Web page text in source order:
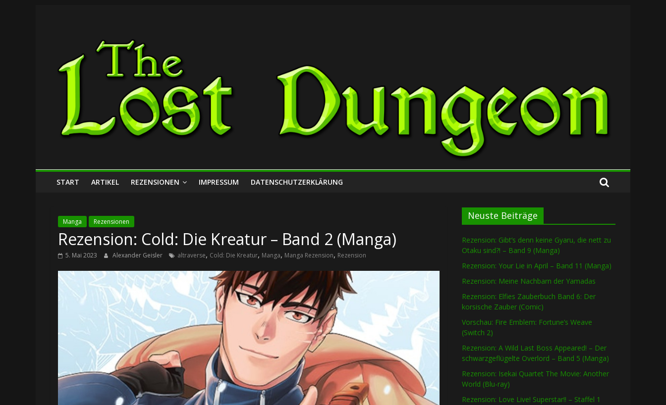
Lost
Dungeon
START ARTIKEL REZENSIONEN IMPRESSUM DATENSCHUTZERKLÄRUNG
Manga Rezensionen
Rezension: Cold: Die Kreatur – Band 2 (Manga)
5. Mai 2023 Alexander Geisler altraverse, Cold: Die Kreatur, Manga, Manga Rezension, Rezension
Neuste Beiträge
Rezension: Gibt’s denn keine Gyaru, die nett zu
Otaku sind?! – Band 9 (Manga)
Rezension: Your Lie in April – Band 11 (Manga)
Rezension: Meine Nachbarn der Yamadas
Rezension: Elfies Zauberbuch Band 6: Der
korsische Zauber (Comic)
Vorschau: Fire Emblem: Fortune’s Weave
(Switch 2)
Rezension: A Wild Last Boss Appeared! – Der
schwarzgeflügelte Overlord – Band 5 (Manga)
Rezension: Isekai Quartet The Movie: Another
World (Blu-ray)
Rezension: Love Live! Superstar!! – Staffel 1